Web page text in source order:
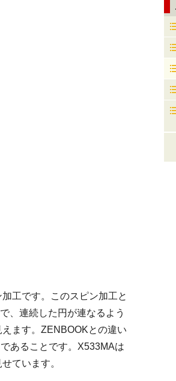
工です。このスピン加工と
、連続した円が連なるよう
ます。ZENBOOKとの違い
あることです。X533MAは
ています。